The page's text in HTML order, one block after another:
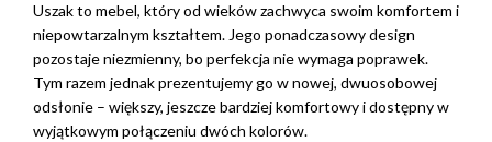
Uszak to mebel, który od wieków zachwyca swoim komfortem i
niepowtarzalnym kształtem. Jego ponadczasowy design
pozostaje niezmienny, bo perfekcja nie wymaga poprawek.
Tym razem jednak prezentujemy go w nowej, dwuosobowej
odsłonie – większy, jeszcze bardziej komfortowy i dostępny w
wyjątkowym połączeniu dwóch kolorów.